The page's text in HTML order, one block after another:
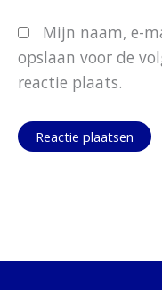
Mijn naam, e-
opslaan voor de
reactie plaats.